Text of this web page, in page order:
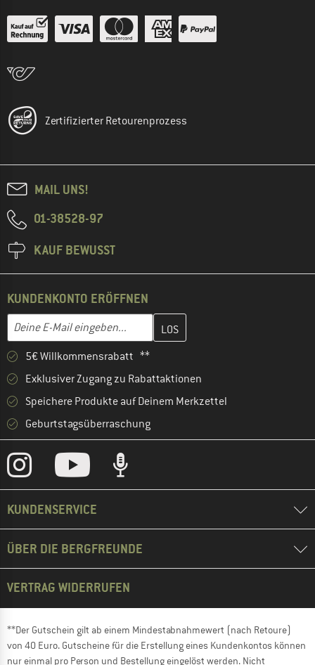
Zertifizierter Retourenprozess
MAIL UNS!
01-38528-97
KAUF BEWUSST
KUNDENKONTO ERÖFFNEN
Deine E-Mail eingeben...
Gib hier deine E-Mail-Adresse ein und erstelle im nächsten
5€ Willkommensrabatt **
Exklusiver Zugang zu Rabattaktionen
Speichere Produkte auf Deinem Merkzettel
Geburtstagsüberraschung
KUNDENSERVICE
ÜBER DIE BERGFREUNDE
VERTRAG WIDERRUFEN
**Der Gutschein gilt ab einem Mindestabnahmewert (nach Retoure)
von 40 Euro. Gutscheine für die Erstellung eines Kundenkontos können
nur einmal pro Person und Bestellung eingelöst werden. Nicht